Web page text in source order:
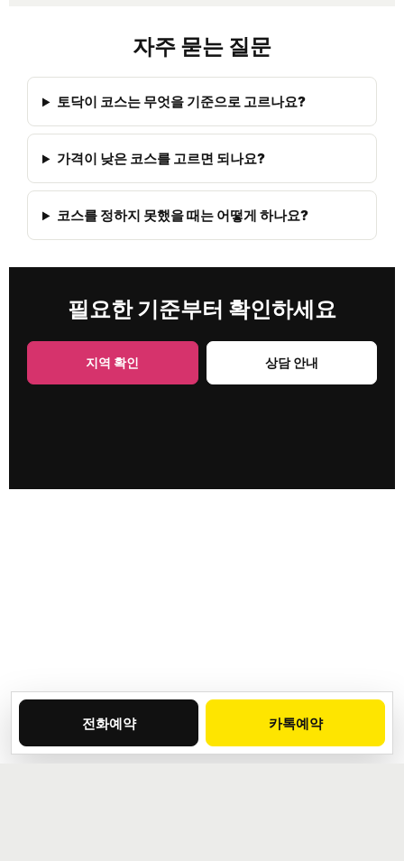
자주 묻는 질문
토닥이 코스는 무엇을 기준으로 고르나요?
가격이 낮은 코스를 고르면 되나요?
코스를 정하지 못했을 때는 어떻게 하나요?
필요한 기준부터 확인하세요
지역 확인 상담 안내
전화예약 카톡예약